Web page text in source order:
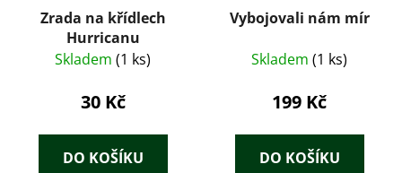
Zrada na křídlech
Hurricanu
Skladem (1 ks)
30 Kč
DO KOŠÍKU
Vybojovali nám mír
Skladem (1 ks)
199 Kč
DO KOŠÍKU